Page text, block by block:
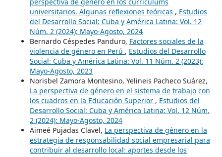
universitarios. Algunas reflexiones teóricas , Estudios
del Desarrollo Social: Cuba y América Latina: Vol. 12
Núm. 2 (2024): Mayo-Agosto, 2024
Bernardo Céspedes Panduro, Factores sociales de la
violencia de género en Perú , Estudios del Desarrollo
Social: Cuba y América Latina: Vol. 11 Núm. 2 (2023):
Mayo-Agosto, 2023
Norisbel Zamora Montesino, Yelineis Pacheco Suárez,
La perspectiva de género en el sistema de trabajo con
los cuadros en la Educación Superior , Estudios del
Desarrollo Social: Cuba y América Latina: Vol. 12 Núm.
2 (2024): Mayo-Agosto, 2024
Aimeé Pujadas Clavel, La perspectiva de género en la
estrategia de responsabilidad social empresarial para
contribuir al desarrollo local: aportes desde los